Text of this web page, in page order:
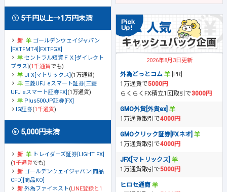
5千円以上→1万円未満
ゴールデンウェイジャパン
[FXTFMT4][FXTFGX]
セントラル短資ＦＸ[ダイレクト
プラス] (1千通貨でも)
JFX[マトリックス] (1万通貨)
三菱UFJ eスマート証券[三菱
UFJ eスマート証券FX] (1万通貨)
Plus500JP証券[FX]
IG証券(1千通貨)
5,000円未満
トレイダーズ証券[LIGHT FX]
(1千通貨でも)
ゴールデンウェイジャパン[商品
CFD][商品KO]
外為ファイネスト(LINE登録と1
2026年8月3日更新
外為どっとコム
[PR]
1万通貨で5000円
らくらくFX積立1回取引で3000円
GMO外貨[外貨ex]
1万通貨取引で4000円
GMOクリック証券[FXネオ]
1万通貨取引で4000円
JFX[マトリックス]
1万通貨取引で5000円
ヒロセ通商